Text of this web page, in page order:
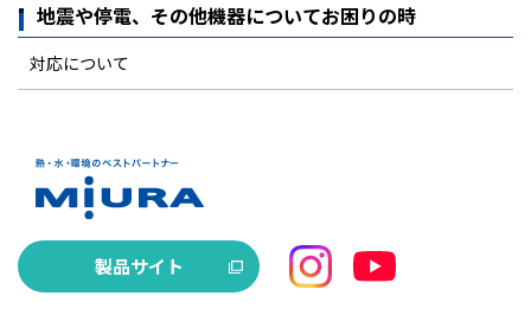
地震や停電、その他機器についてお困りの時
対応について
製品サイト